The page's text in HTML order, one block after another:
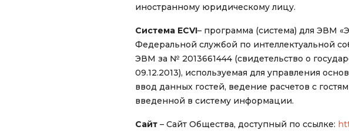
иностранному юридическому лицу.
Система ECVI– программа (система) для ЭВМ
Федеральной службой по интеллектуальной
ЭВМ за № 2013661444 (свидетельство о
09.12.2013), используемая для управления
ввод данных гостей, ведение расчетов с
введенной в систему информации.
Сайт – Сайт Общества, доступный по ссылке: